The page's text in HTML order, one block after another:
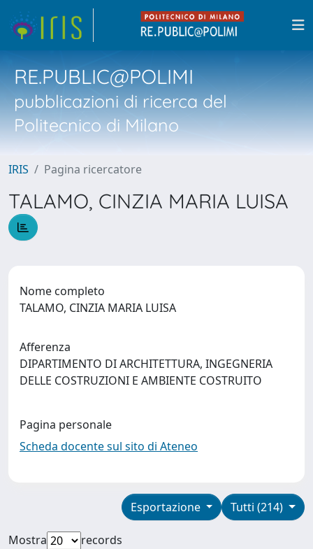
RE.PUBLIC@POLIMI
pubblicazioni di ricerca del
Politecnico di Milano
IRIS Pagina ricercatore
TALAMO, CINZIA MARIA LUISA
Nome completo
TALAMO, CINZIA MARIA LUISA
Afferenza
DIPARTIMENTO DI ARCHITETTURA, INGEGNERIA
DELLE COSTRUZIONI E AMBIENTE COSTRUITO
Pagina personale
Scheda docente sul sito di Ateneo
Tutti (214)
Esportazione
Mostra
records